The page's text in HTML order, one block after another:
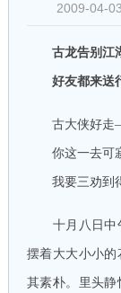
2009-04-
古龙告别江
好友都来送
古大侠好
你这一去可寂
我要三劝到得
十月八日中午
摆着大大小小
其素朴。里头